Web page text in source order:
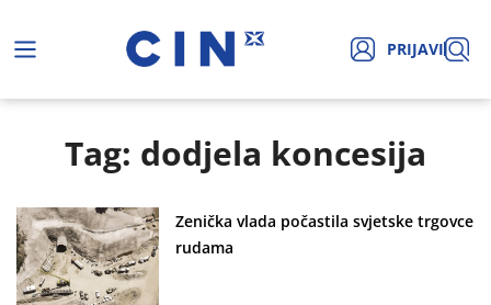
PRIJAVI
Tag: dodjela koncesija
Zenička vlada počastila svjetske trgovce
rudama